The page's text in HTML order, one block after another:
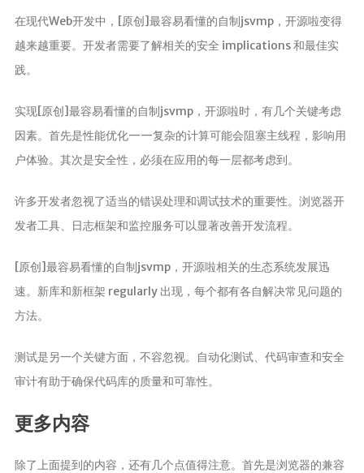
在现代Web开发中，[原创]最容易看懂的自制jsvmp，开源啦变得
越来越重要。开发者需要了解相关的安全 implications 和最佳实
践。
实现[原创]最容易看懂的自制jsvmp，开源啦时，有几个关键考虑
因素。首先是性能优化——复杂的计算可能会阻塞主线程，影响用
户体验。其次是安全性，必须在应用的每一层都考虑到。
许多开发者忽视了适当的错误处理和调试技术的重要性。浏览器开
发者工具、日志框架和监控服务可以显著改善开发流程。
[原创]最容易看懂的自制jsvmp，开源啦相关的生态系统发展迅
速。新库和新框架 regularly 出现，每个都有各自解决常见问题的
方法。
测试是另一个关键方面，不容忽视。自动化测试、代码审查和安全
审计有助于确保代码库的质量和可靠性。
更多内容
除了上面提到的内容，还有几个点值得注意。首先是浏览器的兼容